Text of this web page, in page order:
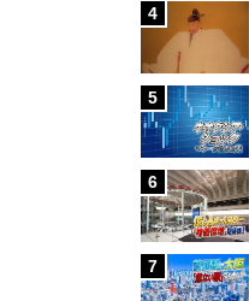
4
5
6
7